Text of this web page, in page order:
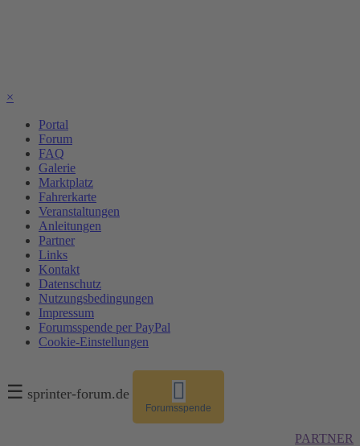
×
Portal
Forum
FAQ
Galerie
Marktplatz
Fahrerkarte
Veranstaltungen
Anleitungen
Partner
Links
Kontakt
Datenschutz
Nutzungsbedingungen
Impressum
Forumsspende per PayPal
Cookie-Einstellungen
☰ sprinter-forum.de
Forumsspende
PARTNER